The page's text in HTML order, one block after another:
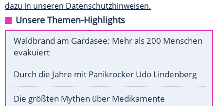
dazu in unseren Datenschutzhinweisen.
Unsere Themen-Highlights
Waldbrand am Gardasee: Mehr als 200 Menschen
evakuiert
Durch die Jahre mit Panikrocker Udo Lindenberg
Die größten Mythen über Medikamente